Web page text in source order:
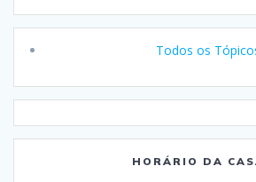
Todos os
HORÁRIO DA